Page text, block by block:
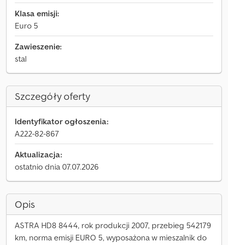
Klasa emisji:
Euro 5
Zawieszenie:
stal
Szczegóły oferty
Identyfikator ogłoszenia:
A222-82-867
Aktualizacja:
ostatnio dnia 07.07.2026
Opis
ASTRA HD8 8444, rok produkcji 2007, przebieg 542179
km, norma emisji EURO 5, wyposażona w mieszalnik do